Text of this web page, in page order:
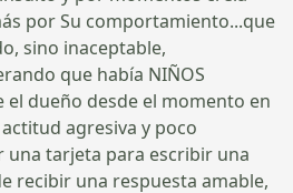
por Su comportamiento...que
sino inaceptable,
que había NIÑOS
el dueño desde el momento en
agresiva y poco
una tarjeta para escribir una
recibir una respuesta amable,